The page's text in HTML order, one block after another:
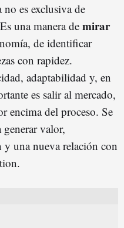
es exclusiva de
una manera de mirar
de identificar
con rapidez.
adaptabilidad y, en
es salir al mercado,
encima del proceso. Se
generar valor,
una nueva relación con